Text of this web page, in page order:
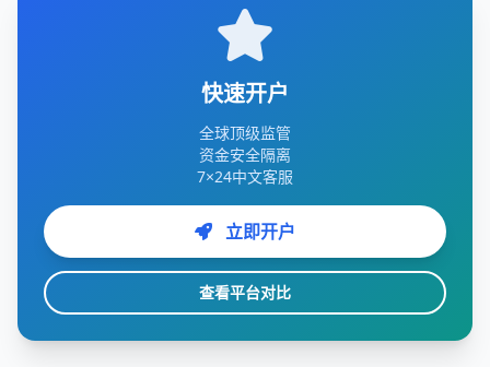
快速开户
全球顶级监管
资金安全隔离
7×24中文客服
立即开户
查看平台对比